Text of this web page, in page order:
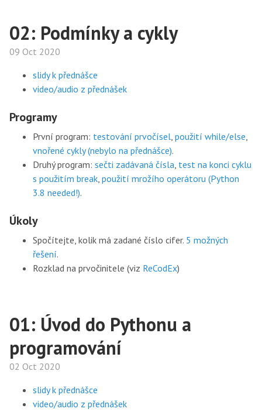
02: Podmínky a cykly
09 Oct 2020
slidy k přednášce
video/audio z přednášek
Programy
První program: testování prvočísel, použití while/else,
vnořené cykly (nebylo na přednášce).
Druhý program: sečti zadávaná čísla, test na konci cyklu
s použitím break, použití mrožího operátoru (Python
3.8 needed!).
Úkoly
Spočítejte, kolik má zadané číslo cifer. 5 možných
řešení.
Rozklad na prvočinitele (viz ReCodEx)
01: Úvod do Pythonu a
programování
02 Oct 2020
slidy k přednášce
video/audio z přednášek